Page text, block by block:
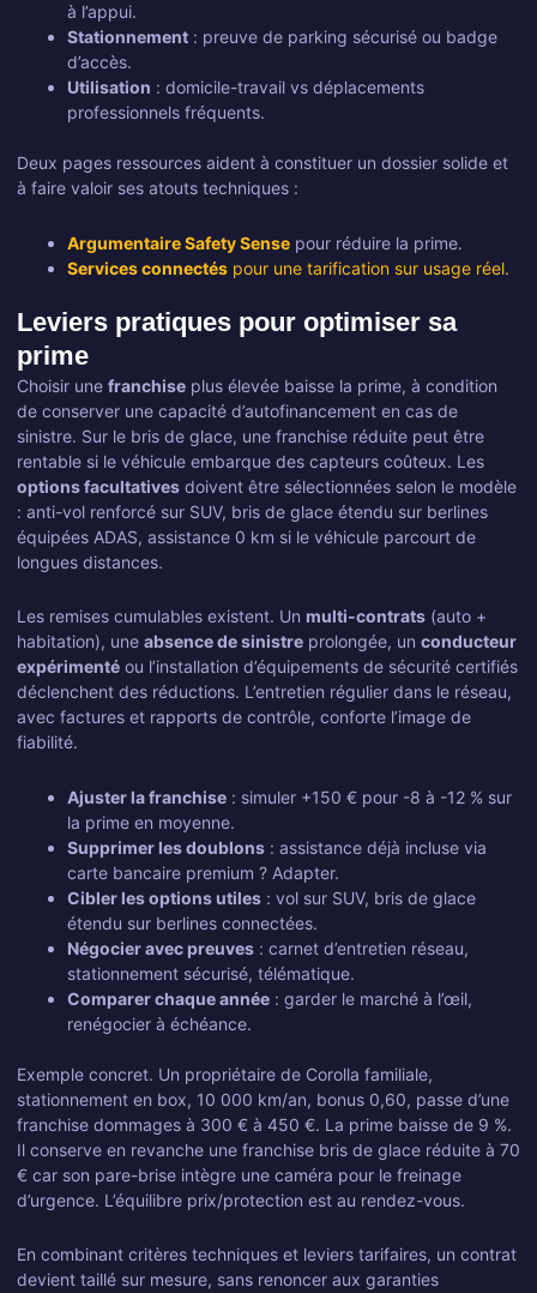
à l’appui.
Stationnement : preuve de parking sécurisé ou badge
d’accès.
Utilisation : domicile-travail vs déplacements
professionnels fréquents.
Deux pages ressources aident à constituer un dossier solide et
à faire valoir ses atouts techniques :
Argumentaire Safety Sense pour réduire la prime.
Services connectés pour une tarification sur usage réel.
Leviers pratiques pour optimiser sa
prime
Choisir une franchise plus élevée baisse la prime, à condition
de conserver une capacité d’autofinancement en cas de
sinistre. Sur le bris de glace, une franchise réduite peut être
rentable si le véhicule embarque des capteurs coûteux. Les
options facultatives doivent être sélectionnées selon le modèle
: anti-vol renforcé sur SUV, bris de glace étendu sur berlines
équipées ADAS, assistance 0 km si le véhicule parcourt de
longues distances.
Les remises cumulables existent. Un multi-contrats (auto +
habitation), une absence de sinistre prolongée, un conducteur
expérimenté ou l’installation d’équipements de sécurité certifiés
déclenchent des réductions. L’entretien régulier dans le réseau,
avec factures et rapports de contrôle, conforte l’image de
fiabilité.
Ajuster la franchise : simuler +150 € pour -8 à -12 % sur
la prime en moyenne.
Supprimer les doublons : assistance déjà incluse via
carte bancaire premium ? Adapter.
Cibler les options utiles : vol sur SUV, bris de glace
étendu sur berlines connectées.
Négocier avec preuves : carnet d’entretien réseau,
stationnement sécurisé, télématique.
Comparer chaque année : garder le marché à l’œil,
renégocier à échéance.
Exemple concret. Un propriétaire de Corolla familiale,
stationnement en box, 10 000 km/an, bonus 0,60, passe d’une
franchise dommages à 300 € à 450 €. La prime baisse de 9 %.
Il conserve en revanche une franchise bris de glace réduite à 70
€ car son pare-brise intègre une caméra pour le freinage
d’urgence. L’équilibre prix/protection est au rendez-vous.
En combinant critères techniques et leviers tarifaires, un contrat
devient taillé sur mesure, sans renoncer aux garanties